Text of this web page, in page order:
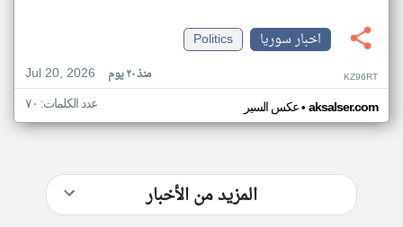
اخبار سوريا
Politics
Jul 20, 2026
منذ ٢٠ يوم KZ96RT
عكس السير• aksalser.com عدد الكلمات: ٧٠
المزيد من الأخبار